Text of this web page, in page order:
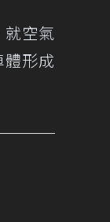
空氣
形成